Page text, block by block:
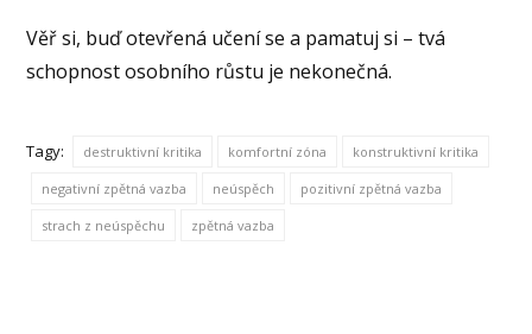
Věř si, buď otevřená učení se a pamatuj si – tvá
schopnost osobního růstu je nekonečná.
Tagy: destruktivní kritika komfortní zóna konstruktivní kritika
negativní zpětná vazba neúspěch pozitivní zpětná vazba
strach z neúspěchu zpětná vazba